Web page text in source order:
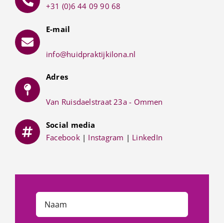
+31 (0)6 44 09 90 68
E-mail
info@huidpraktijkilona.nl
Adres
Van Ruisdaelstraat 23a - Ommen
Social media
Facebook| Instagram | LinkedIn